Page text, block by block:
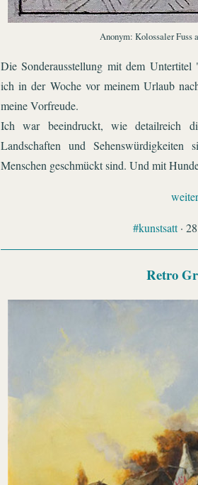
Anonym: Kolossaler Fuss
Die Sonderausstellung mit dem
ich in der Woche vor meinem Urlaub
meine Vorfreude.
Ich war beeindruckt, wie detailreich
Landschaften und
Menschen geschmückt sind. Und mit
weiter
#kunstsatt·
Retro